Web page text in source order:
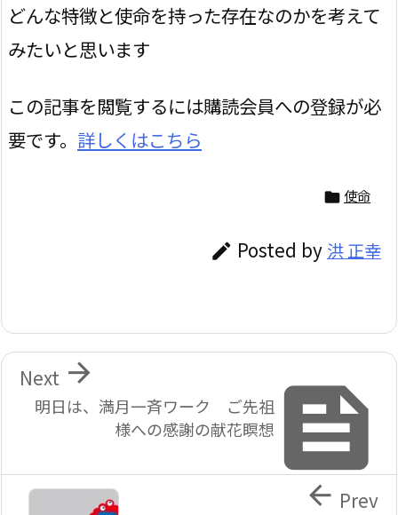
どんな特徴と使命を持った存在なのかを考えて
みたいと思います
この記事を閲覧するには購読会員への登録が必
要です。 詳しくはこちら
 使命
 Posted by 洪 正幸

明日は、満月一斉ワーク ご先祖
様への感謝の献花瞑想

Next
 Prev